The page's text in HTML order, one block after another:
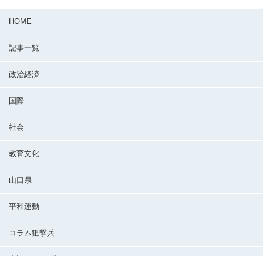
HOME
記事一覧
政治経済
国際
社会
教育文化
山口県
平和運動
コラム狙撃兵